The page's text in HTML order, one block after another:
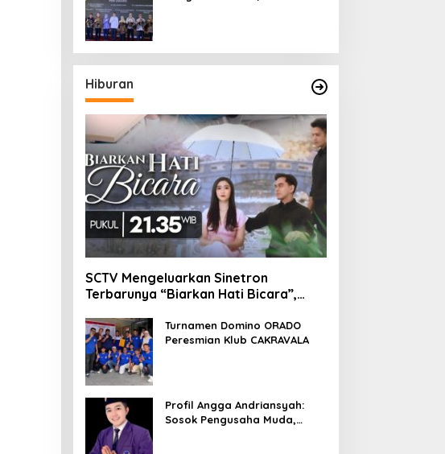
Hiburan
SCTV Mengeluarkan Sinetron
Terbarunya “Biarkan Hati Bicara”,
Azof, Rendi JohnTurnamen Domino ORADO
Peresmian Klub CAKRAVALA
Profil Angga Andriansyah:
Sosok Pengusaha Muda,